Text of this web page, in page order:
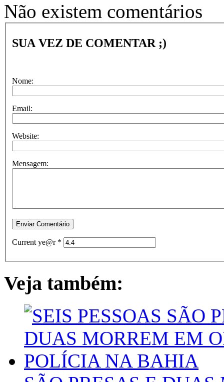
Não existem comentários
SUA VEZ DE COMENTAR ;)
Nome:
Email:
Website:
Mensagem:
Current ye@r *
Veja também: